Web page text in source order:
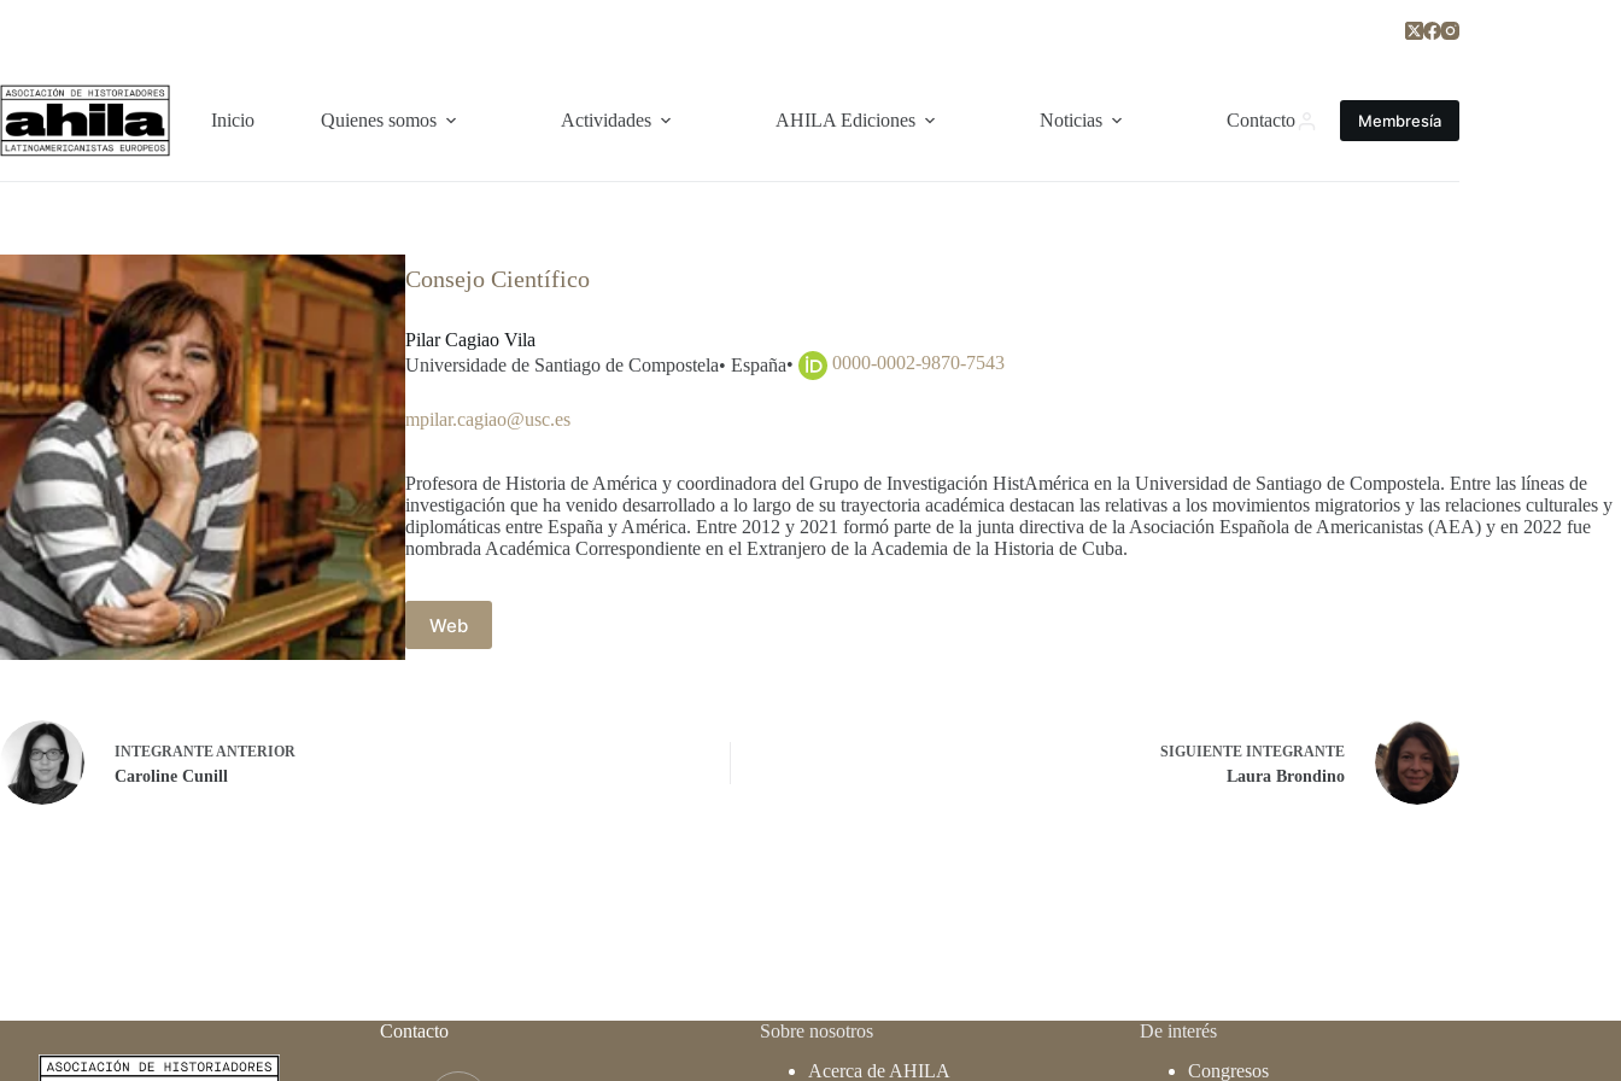
Inicio Quienes somos Actividades AHILA Ediciones Noticias Contacto Membresía
Consejo Científico
Pilar Cagiao Vila
Universidade de Santiago de Compostela• España• 0000-0002-9870-7543
mpilar.cagiao@usc.es
Profesora de Historia de América y coordinadora del Grupo de Investigación HistAmérica en la Universidad de Santiago de Compostela. Entre las líneas de
investigación que ha venido desarrollado a lo largo de su trayectoria académica destacan las relativas a los movimientos migratorios y las relaciones culturales y
diplomáticas entre España y América. Entre 2012 y 2021 formó parte de la junta directiva de la Asociación Española de Americanistas (AEA) y en 2022 fue
nombrada Académica Correspondiente en el Extranjero de la Academia de la Historia de Cuba.
Web
INTEGRANTE ANTERIOR
Caroline Cunill
SIGUIENTE INTEGRANTE
Laura Brondino
Contacto
Sobre nosotros
Acerca de AHILA
De interés
Congresos